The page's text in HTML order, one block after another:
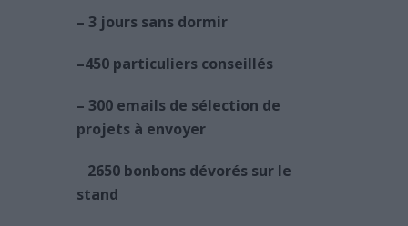
– 3 jours sans dormir
–450 particuliers conseillés
– 300 emails de sélection de
projets à envoyer
– 2650 bonbons dévorés sur le
stand